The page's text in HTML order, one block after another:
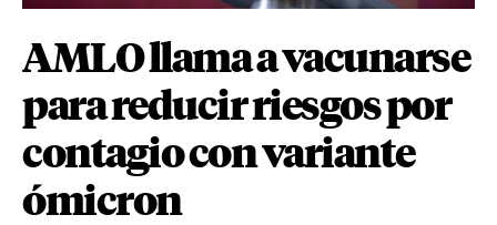
AMLO llama a vacunarse
para reducir riesgos por
contagio con variante
ómicron